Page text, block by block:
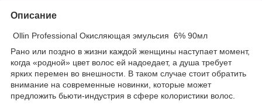
Описание
Ollin Professional Окисляющая эмульсия 6% 90мл
Рано или поздно в жизни каждой женщины наступает момент,
когда «родной» цвет волос ей надоедает, а душа требует
ярких перемен во внешности. В таком случае стоит обратить
внимание на современные новинки, которые может
предложить бьюти-индустрия в сфере колористики волос.